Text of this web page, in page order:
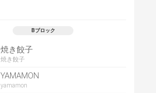
Bブロック
焼き餃子
焼き餃子
YAMAMON
yamamon